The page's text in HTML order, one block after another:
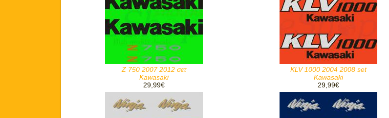
Z 750 2007 2012 σετ
Kawasaki
29,99€
KLV 1000 2004 2008 set
Kawasaki
29,99€